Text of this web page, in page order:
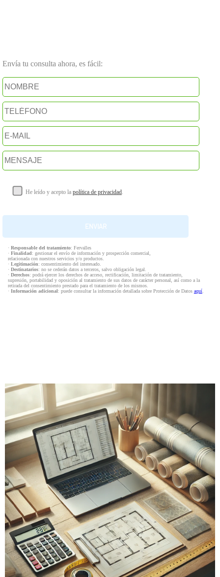
Envía tu consulta ahora, es fácil:
He leído y acepto la política de privacidad.
· Responsable del tratamiento: Fervalles
· Finalidad: gestionar el envío de información y prospección comercial,
relacionada con nuestros servicios y/o productos.
· Legitimación: consentimiento del interesado.
· Destinatarios: no se cederán datos a terceros, salvo obligación legal.
· Derechos: podrá ejercer los derechos de acceso, rectificación, limitación de tratamiento,
supresión, portabilidad y oposición al tratamiento de sus datos de carácter personal, así como a la
retirada del consentimiento prestado para el tratamiento de los mismos.
· Información adicional: puede consultar la información detallada sobre Protección de Datos aquí.